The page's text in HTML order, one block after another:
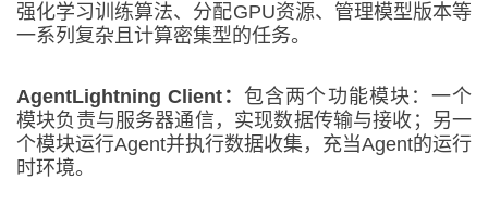
强化学习训练算法、分配GPU资源、管理模型版本等
一系列复杂且计算密集型的任务。
AgentLightning Client：包含两个功能模块：一个
模块负责与服务器通信，实现数据传输与接收；另一
个模块运行Agent并执行数据收集，充当Agent的运行
时环境。